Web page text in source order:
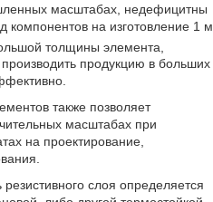
масштабах, недефицитны
компонентов на изготовление 1 м
толщины элемента,
продукцию в больших
также позволяет
масштабах при
на проектирование,
слоя определяется